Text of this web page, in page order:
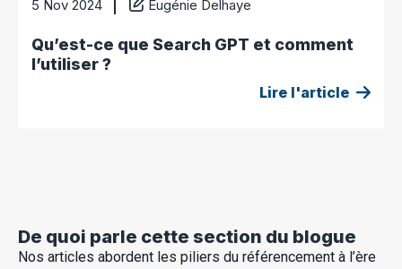
5 Nov 2024 Eugénie Delhaye
Qu’est-ce que Search GPT et comment
l’utiliser ?
Lire l'article
De quoi parle cette section du blogue
Nos articles abordent les piliers du référencement à l’ère